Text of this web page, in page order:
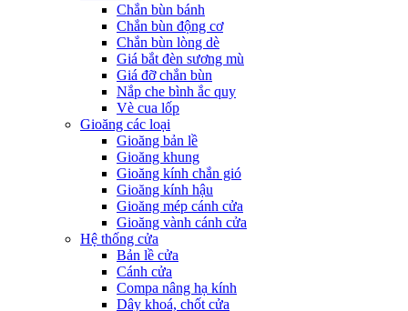
Chắn bùn bánh
Chắn bùn động cơ
Chắn bùn lòng dè
Giá bắt đèn sương mù
Giá đỡ chắn bùn
Nắp che bình ắc quy
Vè cua lốp
Gioăng các loại
Gioăng bản lề
Gioăng khung
Gioăng kính chắn gió
Gioăng kính hậu
Gioăng mép cánh cửa
Gioăng vành cánh cửa
Hệ thống cửa
Bản lề cửa
Cánh cửa
Compa nâng hạ kính
Dây khoá, chốt cửa